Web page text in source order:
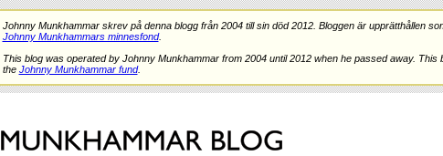
Johnny Munkhammar skrev på denna blogg från 2004 till sin död 2012. Bloggen är upprätthållen
Johnny Munkhammars minnesfond.
This blog was operated by Johnny Munkhammar from 2004 until 2012 when he passed away.
the Johnny Munkhammar fund.